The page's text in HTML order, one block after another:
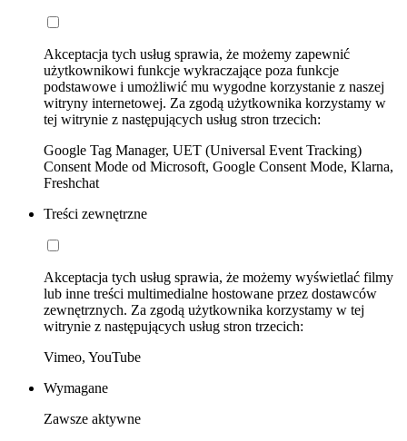
Akceptacja tych usług sprawia, że możemy zapewnić
użytkownikowi funkcje wykraczające poza funkcje
podstawowe i umożliwić mu wygodne korzystanie z naszej
witryny internetowej. Za zgodą użytkownika korzystamy w
tej witrynie z następujących usług stron trzecich:
Google Tag Manager, UET (Universal Event Tracking)
Consent Mode od Microsoft, Google Consent Mode, Klarna,
Freshchat
Treści zewnętrzne
Akceptacja tych usług sprawia, że możemy wyświetlać filmy
lub inne treści multimedialne hostowane przez dostawców
zewnętrznych. Za zgodą użytkownika korzystamy w tej
witrynie z następujących usług stron trzecich:
Vimeo, YouTube
Wymagane
Zawsze aktywne